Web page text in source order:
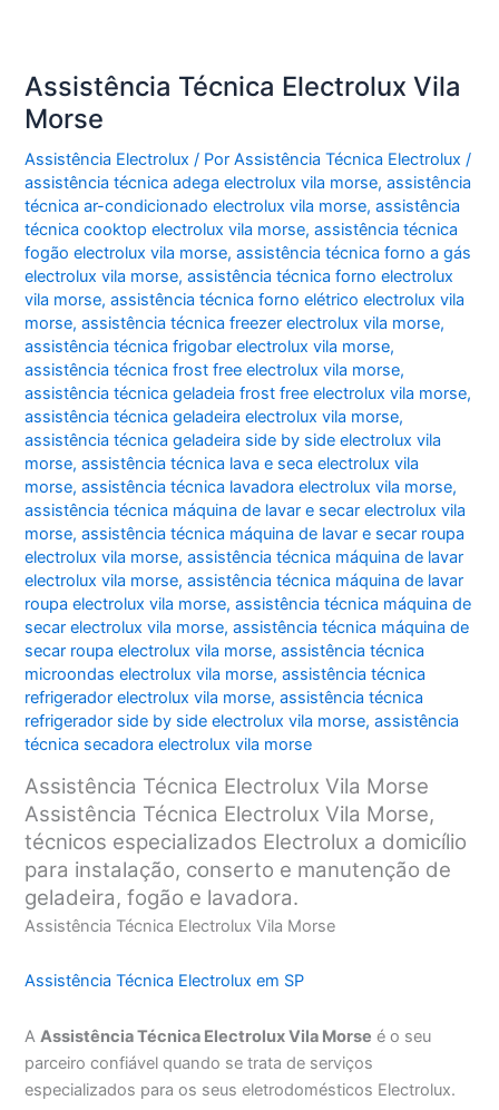
Assistência Técnica Electrolux Vila
Morse
Assistência Electrolux / PorAssistência Técnica Electrolux/
assistência técnica adega electrolux vila morse,assistência
técnica ar-condicionado electrolux vila morse,assistência
técnica cooktop electrolux vila morse,assistência técnica
fogão electrolux vila morse,assistência técnica forno a gás
electrolux vila morse,assistência técnica forno electrolux
vila morse,assistência técnica forno elétrico electrolux vila
morse,assistência técnica freezer electrolux vila morse,
assistência técnica frigobar electrolux vila morse,
assistência técnica frost free electrolux vila morse,
assistência técnica geladeia frost free electrolux vila morse,
assistência técnica geladeira electrolux vila morse,
assistência técnica geladeira side by side electrolux vila
morse,assistência técnica lava e seca electrolux vila
morse,assistência técnica lavadora electrolux vila morse,
assistência técnica máquina de lavar e secar electrolux vila
morse,assistência técnica máquina de lavar e secar roupa
electrolux vila morse,assistência técnica máquina de lavar
electrolux vila morse,assistência técnica máquina de lavar
roupa electrolux vila morse,assistência técnica máquina de
secar electrolux vila morse,assistência técnica máquina de
secar roupa electrolux vila morse,assistência técnica
microondas electrolux vila morse,assistência técnica
refrigerador electrolux vila morse,assistência técnica
refrigerador side by side electrolux vila morse,assistência
técnica secadora electrolux vila morse
Assistência Técnica Electrolux Vila Morse
Assistência Técnica Electrolux Vila Morse,
técnicos especializados Electrolux a domicílio
para instalação, conserto e manutenção de
geladeira, fogão e lavadora.
Assistência Técnica Electrolux Vila Morse
Assistência Técnica Electrolux em SP
AAssistência Técnica Electrolux Vila Morse é o seu
parceiro confiável quando se trata de serviços
especializados para os seus eletrodomésticos Electrolux.